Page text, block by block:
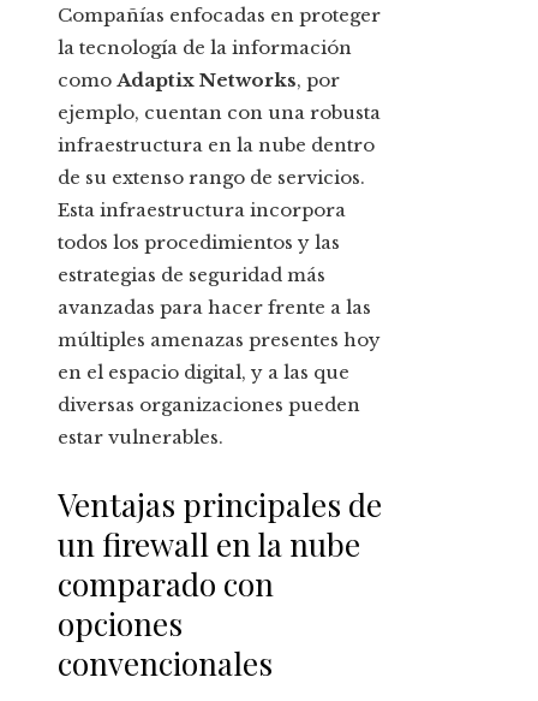
Compañías enfocadas en proteger
la tecnología de la información
como Adaptix Networks, por
ejemplo, cuentan con una robusta
infraestructura en la nube dentro
de su extenso rango de servicios.
Esta infraestructura incorpora
todos los procedimientos y las
estrategias de seguridad más
avanzadas para hacer frente a las
múltiples amenazas presentes hoy
en el espacio digital, y a las que
diversas organizaciones pueden
estar vulnerables.
Ventajas principales de
un firewall en la nube
comparado con
opciones
convencionales